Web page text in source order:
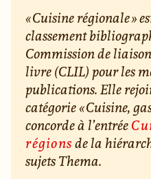
« Cuisine régionale »
classement
Commission de
livre (CLIL) pour les
publications. Elle
catégorie « Cuisine,
concorde à l’entrée
régionsde la
sujets Thema.